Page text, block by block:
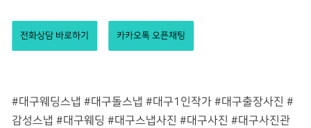
전화상담 바로하기 카카오톡 오픈채팅
#대구웨딩스냅 #대구돌스냅 #대구1인작가 #대구출장사진 #
감성스냅 #대구웨딩 #대구스냅사진 #대구사진 #대구사진관